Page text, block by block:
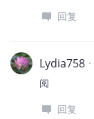
回复
Lydia758 ·
阅
回复